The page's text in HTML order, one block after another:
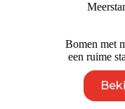
Bomen met
een ruime